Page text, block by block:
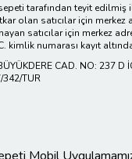
tarafından teyit
olan satıcılar için merkez
satıcılar için merkez
kimlik numarası kayıt
CAD. NO: 237 D
342/TUR